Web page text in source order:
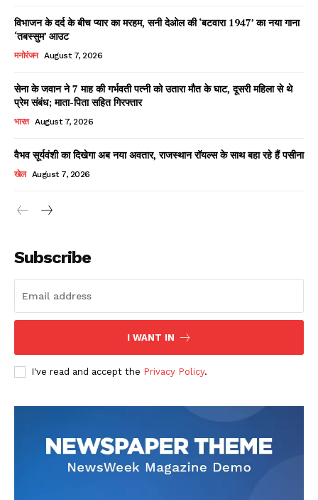
विभाजन के दर्द के बीच प्यार का मरहम, सनी देओल की ‘बटवारा 1947’ का नया गाना
‘तबस्सुम’ आउट
मनोरंजन August 7, 2026
सेना के जवान ने 7 माह की गर्भवती पत्नी को उतारा मौत के घाट, दूसरी महिला से थे
प्रेम संबंध; माता-पिता सहित गिरफ्तार
भारत August 7, 2026
वैभव सूर्यवंशी का दिखेगा अब नया अवतार, राजस्थान रॉयल्स के साथ बहा रहे हैं पसीना
खेल August 7, 2026
Subscribe
I WANT IN
I've read and accept the Privacy Policy.